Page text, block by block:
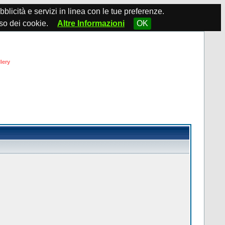
e servizi in linea con le tue preferenze.
dei cookie.
Altre Informazioni OK